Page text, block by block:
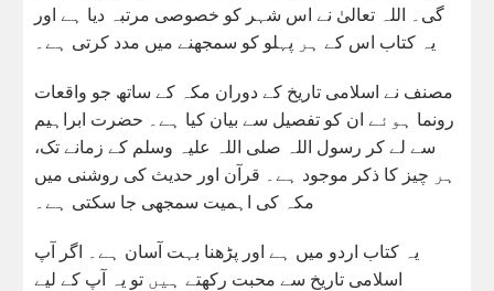
گی۔ اللہ تعالیٰ نے اس شہر کو خصوصی مرتبہ دیا ہے اور
یہ کتاب اس کے ہر پہلو کو سمجھنے میں مدد کرتی ہے۔
مصنف نے اسلامی تاریخ کے دوران مکہ کے ساتھ جو واقعات
رونما ہوئے ان کو تفصیل سے بیان کیا ہے۔ حضرت ابراہیم
سے لے کر رسول اللہ صلی اللہ علیہ وسلم کے زمانے تک،
ہر چیز کا ذکر موجود ہے۔ قرآن اور حدیث کی روشنی میں
مکہ کی اہمیت سمجھی جا سکتی ہے۔
یہ کتاب اردو میں ہے اور پڑھنا بہت آسان ہے۔ اگر آپ
اسلامی تاریخ سے محبت رکھتے ہیں تو یہ آپ کے لیے